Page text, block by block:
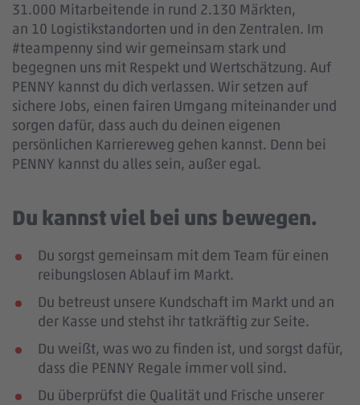
31.000 Mitarbeitende in rund 2.130 Märkten,
an 10 Logistikstandorten und in den Zentralen. Im
#teampenny sind wir gemeinsam stark und
begegnen uns mit Respekt und Wertschätzung. Auf
PENNY kannst du dich verlassen. Wir setzen auf
sichere Jobs, einen fairen Umgang miteinander und
sorgen dafür, dass auch du deinen eigenen
persönlichen Karriereweg gehen kannst. Denn bei
PENNY kannst du alles sein, außer egal.
Du kannst viel bei uns bewegen.
Du sorgst gemeinsam mit dem Team für einen
reibungslosen Ablauf im Markt.
Du betreust unsere Kundschaft im Markt und an
der Kasse und stehst ihr tatkräftig zur Seite.
Du weißt, was wo zu finden ist, und sorgst dafür,
dass die PENNY Regale immer voll sind.
Du überprüfst die Qualität und Frische unserer